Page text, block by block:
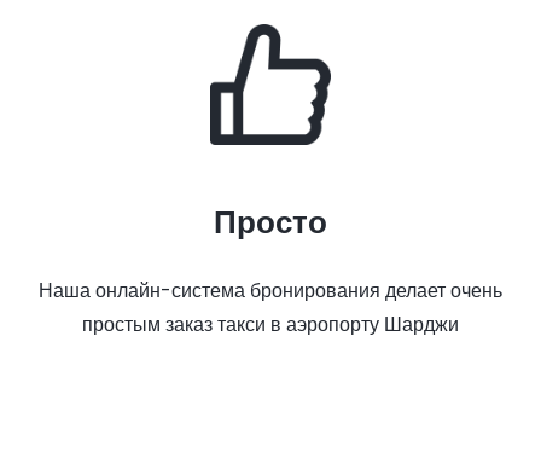
Просто
Наша онлайн-система бронирования делает очень
простым заказ такси в аэропорту Шарджи